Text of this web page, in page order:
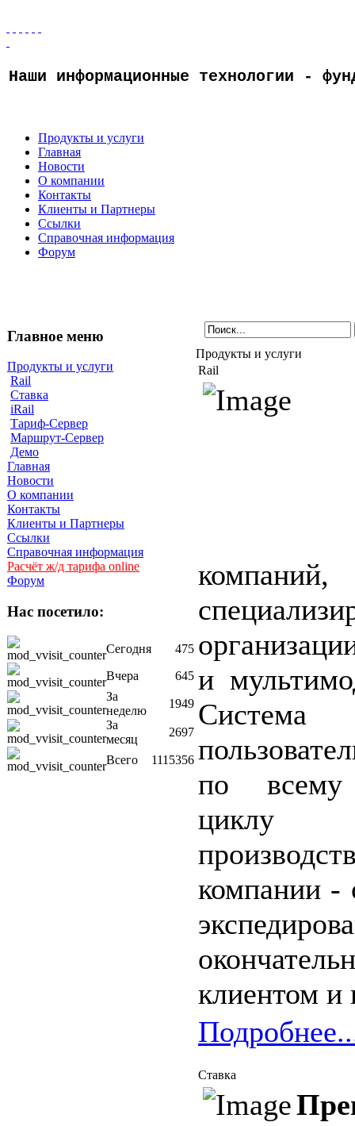
Наши информационные технологии -
Продукты и услуги
Главная
Новости
О компании
Контакты
Клиенты и Партнеры
Ссылки
Справочная информация
Форум
Главное меню
Продукты и услуги
Rail
Ставка
iRail
Тариф-Сервер
Маршрут-Сервер
Демо
Главная
Новости
О компании
Контакты
Клиенты и Партнеры
Ссылки
Справочная информация
Расчёт ж/д тарифа online
Форум
Нас посетило:
Сегодня
475
Вчера
645
За
неделю
1949
За
месяц
2697
Всего 1115356
Продукты и услуги
Rail
компаний,
и
Система
по всему
циклу
компании -
клиентом и
Ставка